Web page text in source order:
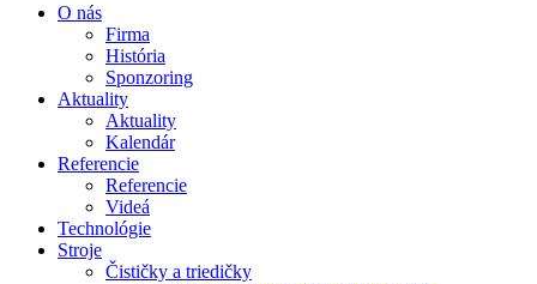
O nás
Firma
História
Sponzoring
Aktuality
Aktuality
Kalendár
Referencie
Referencie
Videá
Technológie
Stroje
Čističky a triedičky